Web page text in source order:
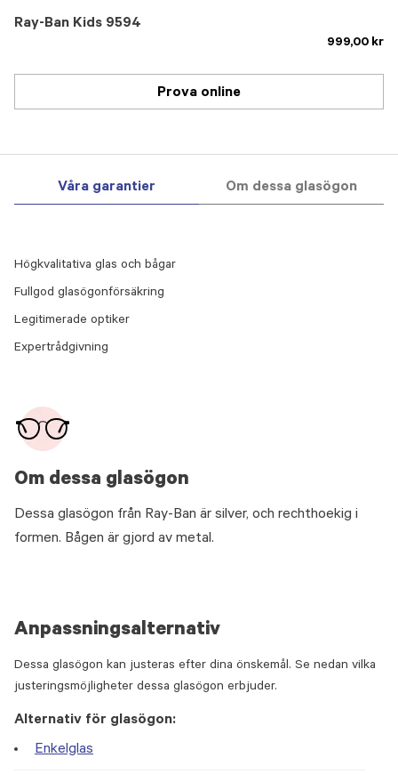
Ray-Ban Kids 9594
999,00 kr
Prova online
Våra garantier Om dessa glasögon
Om dessa glasögon
Dessa glasögon från Ray-Ban är silver, och rechthoekig i
formen. Bågen är gjord av metal.
Högkvalitativa glas och bågar
Fullgod glasögonförsäkring
Legitimerade optiker
Expertrådgivning
Anpassningsalternativ
Dessa glasögon kan justeras efter dina önskemål. Se nedan vilka
justeringsmöjligheter dessa glasögon erbjuder.
Alternativ för glasögon:
Enkelglas